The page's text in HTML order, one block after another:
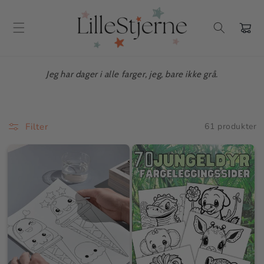
innholdet
Jeg har dager i alle farger, jeg, bare ikke grå.
Filter 61 produkter